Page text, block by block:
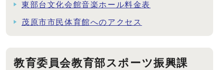
東部台文化会館音楽ホール料金表
茂原市市民体育館へのアクセス
教育委員会教育部スポーツ振興課